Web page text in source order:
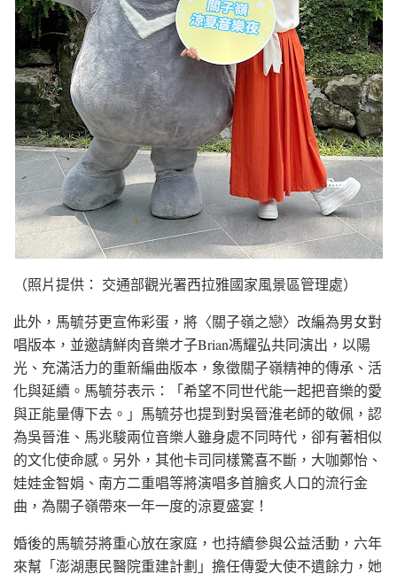
（照片提供： 交通部觀光署西拉雅國家風景區管理處）
此外，馬毓芬更宣佈彩蛋，將〈關子嶺之戀〉改編為男女對
唱版本，並邀請鮮肉音樂才子Brian馮耀弘共同演出，以陽
光、充滿活力的重新編曲版本，象徵關子嶺精神的傳承、活
化與延續。馬毓芬表示：「希望不同世代能一起把音樂的愛
與正能量傳下去。」馬毓芬也提到對吳晉淮老師的敬佩，認
為吳晉淮、馬兆駿兩位音樂人雖身處不同時代，卻有著相似
的文化使命感。另外，其他卡司同樣驚喜不斷，大咖鄭怡、
娃娃金智娟、南方二重唱等將演唱多首膾炙人口的流行金
曲，為關子嶺帶來一年一度的涼夏盛宴！
婚後的馬毓芬將重心放在家庭，也持續參與公益活動，六年
來幫「澎湖惠民醫院重建計劃」擔任傳愛大使不遺餘力，她